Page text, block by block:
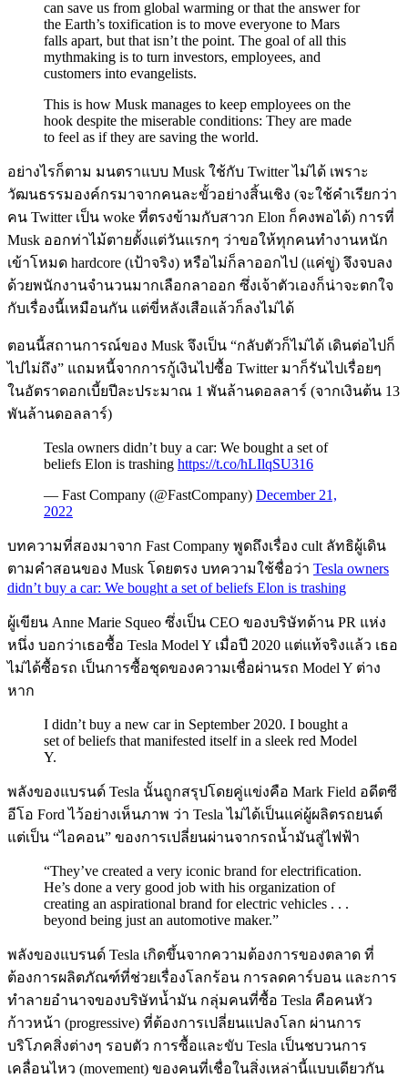
can save us from global warming or that the answer for
the Earth’s toxification is to move everyone to Mars
falls apart, but that isn’t the point. The goal of all this
mythmaking is to turn investors, employees, and
customers into evangelists.
This is how Musk manages to keep employees on the
hook despite the miserable conditions: They are made
to feel as if they are saving the world.
อย่างไรก็ตาม มนตราแบบ Musk ใช้กับ Twitter ไม่ได้ เพราะ
วัฒนธรรมองค์กรมาจากคนละขั้วอย่างสิ้นเชิง (จะใช้คำเรียกว่า
คน Twitter เป็น woke ที่ตรงข้ามกับสาวก Elon ก็คงพอได้) การที่
Musk ออกท่าไม้ตายตั้งแต่วันแรกๆ ว่าขอให้ทุกคนทำงานหนัก
เข้าโหมด hardcore (เป้าจริง) หรือไม่ก็ลาออกไป (แค่ขู่) จึงจบลง
ด้วยพนักงานจำนวนมากเลือกลาออก ซึ่งเจ้าตัวเองก็น่าจะตกใจ
กับเรื่องนี้เหมือนกัน แต่ขี่หลังเสือแล้วก็ลงไม่ได้
ตอนนี้สถานการณ์ของ Musk จึงเป็น “กลับตัวก็ไม่ได้ เดินต่อไปก็
ไปไม่ถึง” แถมหนี้จากการกู้เงินไปซื้อ Twitter มาก็รันไปเรื่อยๆ
ในอัตราดอกเบี้ยปีละประมาณ 1 พันล้านดอลลาร์ (จากเงินต้น 13
พันล้านดอลลาร์)
Tesla owners didn’t buy a car: We bought a set of
beliefs Elon is trashing https://t.co/hLIlqSU316
— Fast Company (@FastCompany) December 21,
2022
บทความที่สองมาจาก Fast Company พูดถึงเรื่อง cult ลัทธิผู้เดิน
ตามคำสอนของ Musk โดยตรง บทความใช้ชื่อว่า Tesla owners
didn’t buy a car: We bought a set of beliefs Elon is trashing
ผู้เขียน Anne Marie Squeo ซึ่งเป็น CEO ของบริษัทด้าน PR แห่ง
หนึ่ง บอกว่าเธอซื้อ Tesla Model Y เมื่อปี 2020 แต่แท้จริงแล้ว เธอ
ไม่ได้ซื้อรถ เป็นการซื้อชุดของความเชื่อผ่านรถ Model Y ต่าง
หาก
I didn’t buy a new car in September 2020. I bought a
set of beliefs that manifested itself in a sleek red Model
Y.
พลังของแบรนด์ Tesla นั้นถูกสรุปโดยคู่แข่งคือ Mark Field อดีตซี
อีโอ Ford ไว้อย่างเห็นภาพ ว่า Tesla ไม่ได้เป็นแค่ผู้ผลิตรถยนต์
แต่เป็น “ไอคอน” ของการเปลี่ยนผ่านจากรถน้ำมันสู่ไฟฟ้า
“They’ve created a very iconic brand for electrification.
He’s done a very good job with his organization of
creating an aspirational brand for electric vehicles . . .
beyond being just an automotive maker.”
พลังของแบรนด์ Tesla เกิดขึ้นจากความต้องการของตลาด ที่
ต้องการผลิตภัณฑ์ที่ช่วยเรื่องโลกร้อน การลดคาร์บอน และการ
ทำลายอำนาจของบริษัทน้ำมัน กลุ่มคนที่ซื้อ Tesla คือคนหัว
ก้าวหน้า (progressive) ที่ต้องการเปลี่ยนแปลงโลก ผ่านการ
บริโภคสิ่งต่างๆ รอบตัว การซื้อและขับ Tesla เป็นชบวนการ
เคลื่อนไหว (movement) ของคนที่เชื่อในสิ่งเหล่านี้แบบเดียวกัน